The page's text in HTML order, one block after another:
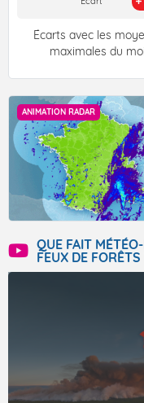
Écarts avec les
maximales du
ANIMATION RADAR
QUE FAIT
FEUX DE FORÊTS